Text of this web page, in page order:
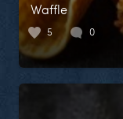
Waffle
5 0